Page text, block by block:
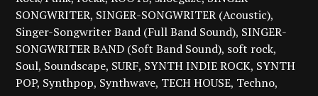
SONGWRITER SINGER-SONGWRITER (Acoustic)
Singer-Songwriter Band (Full Band Sound) SINGER-
SONGWRITER BAND (Soft Band Sound) soft rock
Soul Soundscape SURF SYNTH INDIE ROCK SYNTH
POP Synthpop Synthwave TECH HOUSE Techno